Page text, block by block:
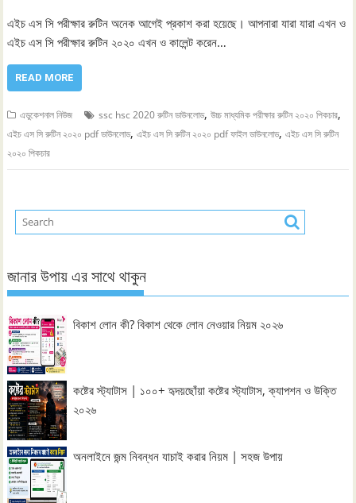
এইচ এস সি পরীক্ষার রুটিন অনেক আগেই প্রকাশ করা হয়েছে। আপনারা যারা যারা এখন ও
এইচ এস সি পরীক্ষার রুটিন ২০২০ এখন ও কালেন্ট করেন…
READ MORE
এডুকেশনাল নিউজ ssc hsc 2020 রুটিন ডাউনলোড,উচ্চ মাধ্যমিক পরীক্ষার রুটিন ২০২০ পিকচার,
এইচ এস সি রুটিন ২০২০ pdf ডাউনলোড,এইচ এস সি রুটিন ২০২০ pdf ফাইল ডাউনলোড,এইচ এস সি রুটিন
২০২০ পিকচার
জানার উপায় এর সাথে থাকুন
বিকাশ লোন কী? বিকাশ থেকে লোন নেওয়ার নিয়ম ২০২৬
কষ্টের স্ট্যাটাস | ১০০+ হৃদয়ছোঁয়া কষ্টের স্ট্যাটাস, ক্যাপশন ও উক্তি
২০২৬
অনলাইনে জন্ম নিবন্ধন যাচাই করার নিয়ম | সহজ উপায়